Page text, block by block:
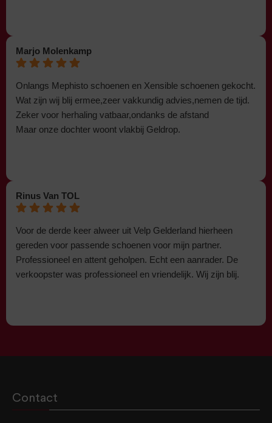
Marjo Molenkamp
Onlangs Mephisto schoenen en Xensible schoenen gekocht.
Wat zijn wij blij ermee,zeer vakkundig advies,nemen de tijd.
Zeker voor herhaling vatbaar,ondanks de afstand
Maar onze dochter woont vlakbij Geldrop.
Rinus Van TOL
Voor de derde keer alweer uit Velp Gelderland hierheen
gereden voor passende schoenen voor mijn partner.
Professioneel en attent geholpen. Echt een aanrader. De
verkoopster was professioneel en vriendelijk. Wij zijn blij.
Contact